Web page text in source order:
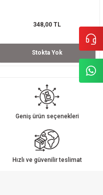
348,00 TL
Stokta Yok
Geniş ürün seçenekleri
Hızlı ve güvenilir teslimat